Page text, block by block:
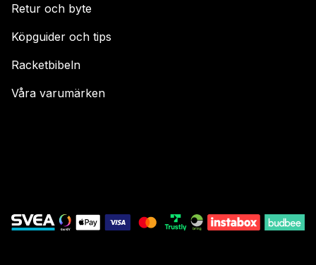
Retur och byte
Köpguider och tips
Racketbibeln
Våra varumärken